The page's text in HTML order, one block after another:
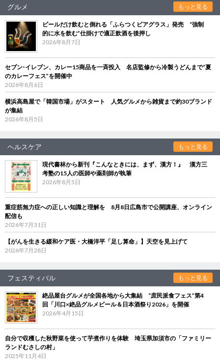
グルメ もっと見る
ビールだけ飲むと倒れる「ふらつくビアグラス」発売 “強制
的に水を飲む”仕掛けで適正飲酒を後押し
2026年8月7日
セブン‐イレブン、カレー15商品を一斉投入 名店監修から冷製うどんまで“夏
のカレーフェス”を開催中
2026年8月6日
横浜高島屋で「韓国市場」がスタート 人気グルメから雑貨まで約30ブランド
が集結
2026年8月5日
ヘルスケア もっと見る
現代書林から新刊『こんなときには、まず、漢方！』 漢方三
考塾の15人の医師や薬剤師が執筆
2026年8月5日
重症筋無力症への正しい知識と理解を 8月8日広島市で公開講座、オンライン
配信も
2026年7月31日
【がんを生きる緩和ケア医・大橋洋平「足し算命」】天空を見上げて
2026年7月28日
フェスティバル もっと見る
絶品屋台グルメが全国各地から大集結 “庶民派食フェス”第4
回「川口×絶品グルメビール＆日本酒祭り2026」を開催
2026年4月15日
自分で収穫した秋野菜を使って芋煮作りを体験 埼玉県加須市の「ファミリー
ランドむさしの村」
2025年11月4日